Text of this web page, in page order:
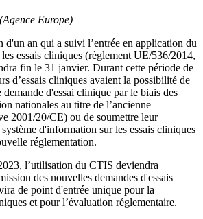
Europe)
d'un an qui a suivi l’entrée en application du
essais cliniques (règlement UE/536/2014,
fin le 31 janvier. Durant cette période de
d’essais cliniques avaient la possibilité de
d'essai clinique par le biais des
nationales au titre de l’ancienne
2001/20/CE) ou de soumettre leur
d'information sur les essais cliniques
réglementation.
l’utilisation du CTIS deviendra
des nouvelles demandes d'essais
de point d'entrée unique pour la
et pour l’évaluation réglementaire.